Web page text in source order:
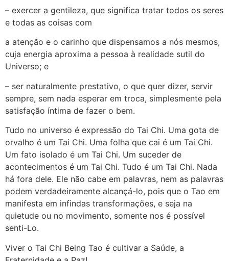
– exercer a gentileza, que significa tratar todos os seres
e todas as coisas com
a atenção e o carinho que dispensamos a nós mesmos,
cuja energia aproxima a pessoa à realidade sutil do
Universo; e
– ser naturalmente prestativo, o que quer dizer, servir
sempre, sem nada esperar em troca, simplesmente pela
satisfação íntima de fazer o bem.
Tudo no universo é expressão do Tai Chi. Uma gota de
orvalho é um Tai Chi. Uma folha que cai é um Tai Chi.
Um fato isolado é um Tai Chi. Um suceder de
acontecimentos é um Tai Chi. Tudo é um Tai Chi. Nada
há fora dele. Ele não cabe em palavras, nem as palavras
podem verdadeiramente alcançá-lo, pois que o Tao em
manifesta em infindas transformações, e seja na
quietude ou no movimento, somente nos é possível
senti-Lo.
Viver o Tai Chi Being Tao é cultivar a Saúde, a